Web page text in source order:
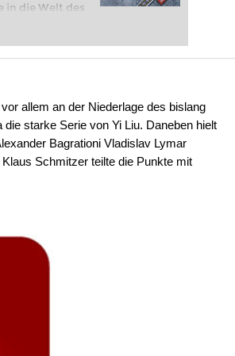
in die Welt des
spielen: Mit
allem an der Niederlage des bislang
starke Serie von Yi Liu. Daneben hielt
Bagrationi Vladislav Lymar
Schmitzer teilte die Punkte mit